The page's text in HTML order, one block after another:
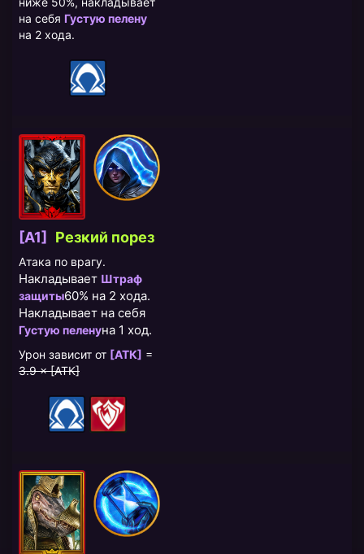
на себя Густую пелену
на 2 хода.
[A1] Резкий порез
Атака по врагу.
Накладывает Штраф
защиты60% на 2 хода.
Накладывает на себя
Густую пеленуна 1 ход.
Урон зависит от [АТК] =
3.9 × [АТК]